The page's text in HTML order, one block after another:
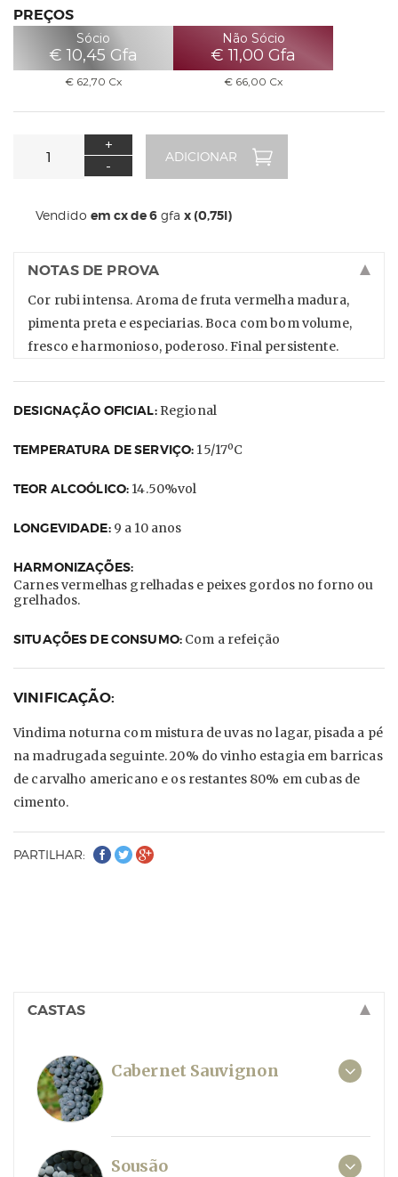
PREÇOS
Sócio
€ 10,45 Gfa
€ 62,70 Cx
Não Sócio
€ 11,00 Gfa
€ 66,00 Cx
+
-
Vendido em cx de 6 gfa x (0,75l)
NOTAS DE PROVA
Cor rubi intensa. Aroma de fruta vermelha madura,
pimenta preta e especiarias. Boca com bom volume,
fresco e harmonioso, poderoso. Final persistente.
DESIGNAÇÃO OFICIAL: Regional
TEMPERATURA DE SERVIÇO: 15/17ºC
TEOR ALCOÓLICO: 14.50%vol
LONGEVIDADE: 9 a 10 anos
HARMONIZAÇÕES:
Carnes vermelhas grelhadas e peixes gordos no forno ou
grelhados.
SITUAÇÕES DE CONSUMO: Com a refeição
VINIFICAÇÃO:
Vindima noturna com mistura de uvas no lagar, pisada a pé
na madrugada seguinte. 20% do vinho estagia em barricas
de carvalho americano e os restantes 80% em cubas de
cimento.
PARTILHAR:
CASTAS
Cabernet Sauvignon
Sousão